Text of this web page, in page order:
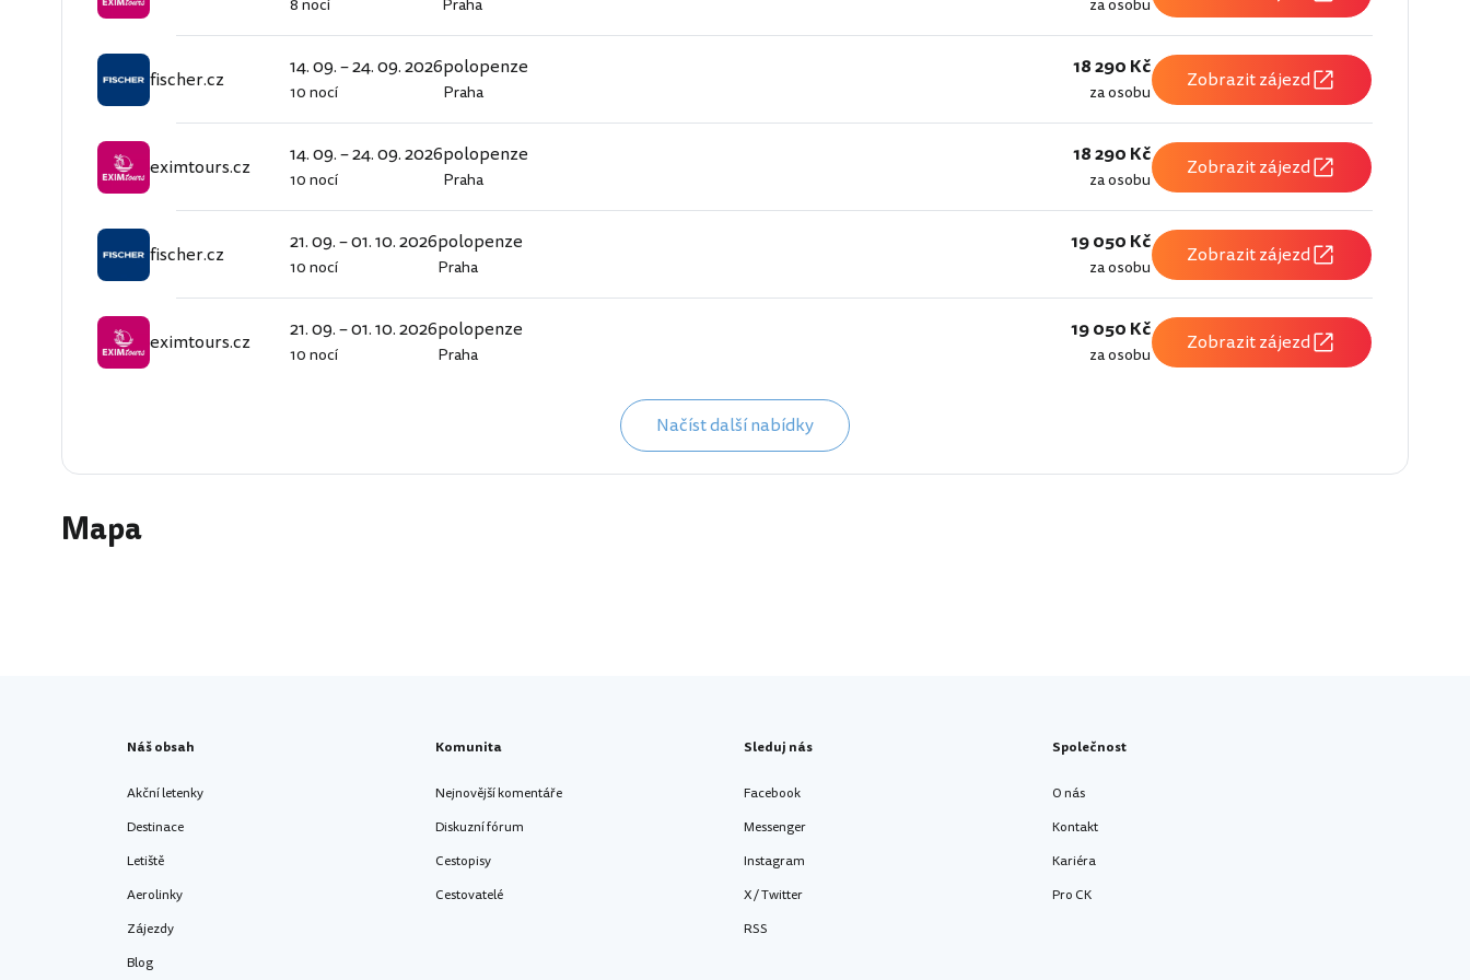
eximtours.cz
8 nocí Praha za osobu
fischer.cz 14. 09. – 24. 09. 2026
10 nocí
polopenze
Praha
18 290 Kč
za osobu Zobrazit zájezd
eximtours.cz
eximtours.cz 14. 09. – 24. 09. 2026
10 nocí
polopenze
Praha
18 290 Kč
za osobu Zobrazit zájezd
fischer.cz 21. 09. – 01. 10. 2026
10 nocí
polopenze
Praha
19 050 Kč
za osobu Zobrazit zájezd
eximtours.cz 21. 09. – 01. 10. 2026
10 nocí
polopenze
Praha
19 050 Kč
za osobu Zobrazit zájezd
Načíst další nabídky
Mapa
Náš obsah
Akční letenky
Destinace
Letiště
Aerolinky
Zájezdy
Blog
Komunita
Nejnovější komentáře
Diskuzní fórum
Cestopisy
Cestovatelé
Sleduj nás
Facebook
Messenger
Instagram
X / Twitter
RSS
Společnost
O nás
Kontakt
Kariéra
Pro CK